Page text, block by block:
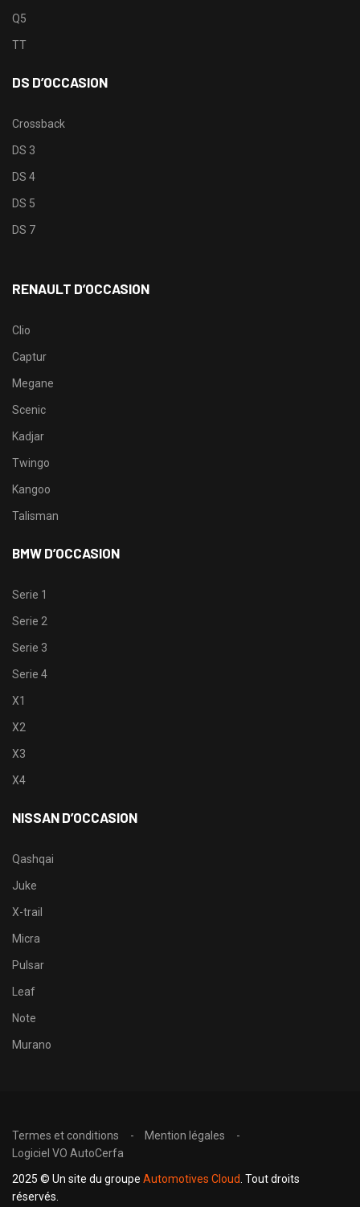
Q5
TT
DS D’OCCASION
Crossback
DS 3
DS 4
DS 5
DS 7
RENAULT D’OCCASION
Clio
Captur
Megane
Scenic
Kadjar
Twingo
Kangoo
Talisman
BMW D’OCCASION
Serie 1
Serie 2
Serie 3
Serie 4
X1
X2
X3
X4
NISSAN D’OCCASION
Qashqai
Juke
X-trail
Micra
Pulsar
Leaf
Note
Murano
Termes et conditions
Mention légales
Logiciel VO AutoCerfa
2025 © Un site du groupe Automotives Cloud. Tout droits
réservés.